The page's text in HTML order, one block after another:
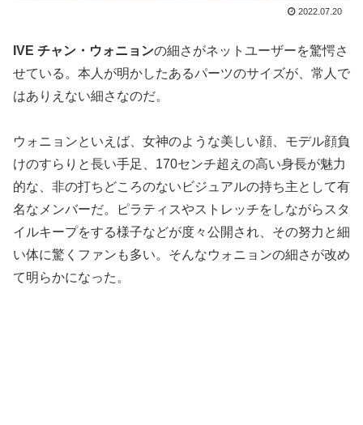
2022.07.20
IVE チャン・ウォニョンの細さがネットユーザーを驚愕さ
せている。本人が明かしたあるパーツのサイズが、常人で
はありえない細さなのだ。
ウォニョンといえば、女神のような美しい顔、モデル顔負
けのすらりと長い手足、170センチ超えの高い身長が魅力
的な、非の打ちどころのないビジュアルの持ち主として有
名なメンバーだ。ピラティスやストレッチをしながらスタ
イルキープをする様子などが度々公開され、その努力と細
い体に驚くファンも多い。そんなウォニョンの細さが改め
て明らかになった。